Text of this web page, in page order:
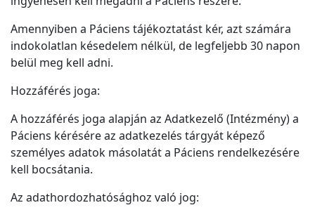
Amennyiben a Páciens tájékoztatást kér, azt számára
indokolatlan késedelem nélkül, de legfeljebb 30 napon
belül meg kell adni.
Hozzáférés joga:
A hozzáférés joga alapján az Adatkezelő (Intézmény) a
Páciens kérésére az adatkezelés tárgyát képező
személyes adatok másolatát a Páciens rendelkezésére
kell bocsátania.
Az adathordozhatósághoz való jog: